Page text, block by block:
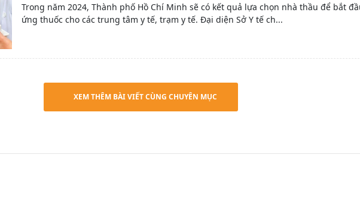
Trong năm 2024, Thành phố Hồ Chí Minh sẽ có kết quả lựa chọn nhà thầu để bắt
ứng thuốc cho các trung tâm y tế, trạm y tế. Đại diện Sở Y tế ch...
XEM THÊM BÀI VIẾT CÙNG CHUYÊN MỤC